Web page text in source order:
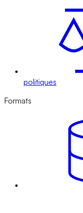
politiques
Formats